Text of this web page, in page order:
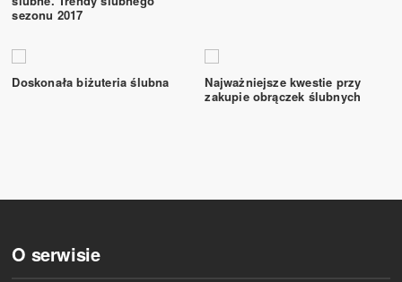
sezonu 2017
Doskonała biżuteria ślubna
Najważniejsze kwestie przy
zakupie obrączek ślubnych
O serwisie